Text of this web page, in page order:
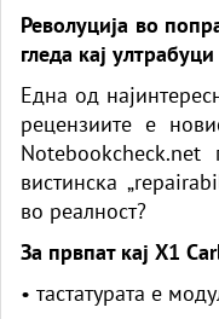
Револуција во
гледа кај ултрабуци
Една од
рецензиите е
Notebookcheck.net
вистинска
во реалност?
За првпат кај X1
• тастатурата е